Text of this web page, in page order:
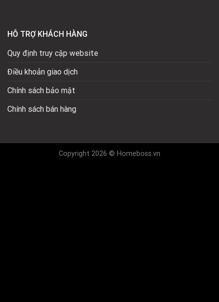
HỖ TRỢ KHÁCH HÀNG
Quy định truy cập website
Điều khoản giao dịch
Chính sách bảo mật
Chính sách bán hàng
Copyright 2026 © Homeboss.vn